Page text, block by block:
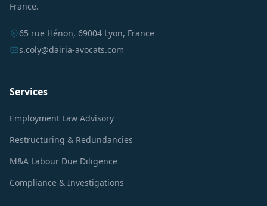
France.
65 rue Hénon, 69004 Lyon, France
s.coly@dairia-avocats.com
Services
Employment Law Advisory
Restructuring & Redundancies
M&A Labour Due Diligence
Compliance & Investigations